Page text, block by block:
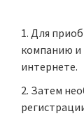
Для
компанию и
интернете.
Затем